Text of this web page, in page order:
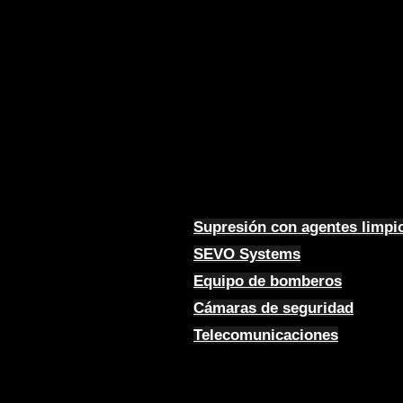
Supresión con agentes
SEVO Systems
Equipo de bomberos
Cámaras de seguridad
Telecomunicaciones